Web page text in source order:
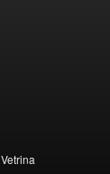
Vetrina